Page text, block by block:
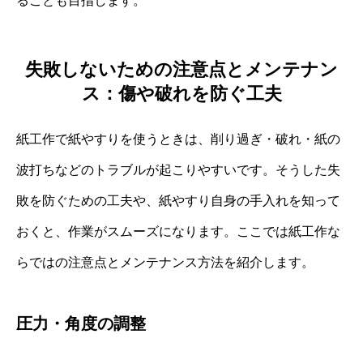
失敗しないための注意点とメンテナン
ス：傷や破れを防ぐ工夫
紙工作で紙やすりを使うときは、削り過ぎ・破れ・紙の
波打ちなどのトラブルが起こりやすいです。そうした失
敗を防ぐための工夫や、紙やすり自身の手入れを知って
おくと、作業がスムーズになります。ここでは紙工作な
らではの注意点とメンテナンス方法を紹介します。
圧力・角度の調整